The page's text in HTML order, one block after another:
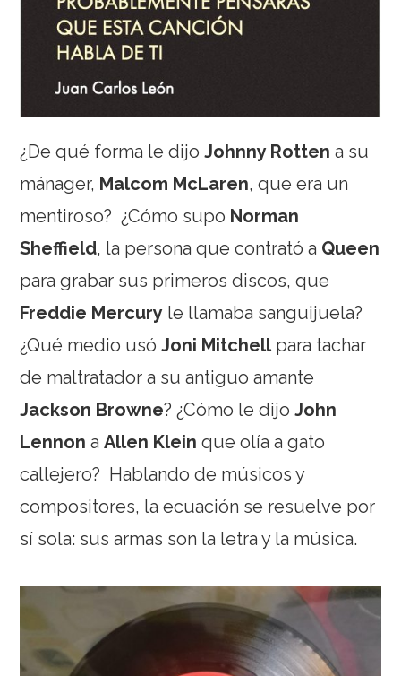
¿De qué forma le dijoJohnny Rotten a su
mánager, Malcom McLaren, que era un
mentiroso? ¿Cómo supo Norman
Sheffield, la persona que contrató a Queen
para grabar sus primeros discos, que
Freddie Mercury le llamaba sanguijuela?
¿Qué medio usóJoni Mitchell para tachar
de maltratador a su antiguo amante
Jackson Browne? ¿Cómo le dijoJohn
Lennon aAllen Klein que olía a gato
callejero? Hablando de músicos y
compositores, la ecuación se resuelve por
sí sola: sus armas son la letra y la música.